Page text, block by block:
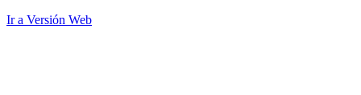
Ir a Versión Web